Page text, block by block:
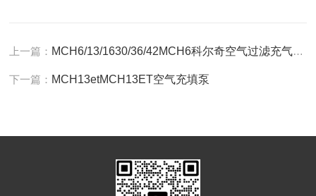
上一篇： MCH6/13/1630/36/42MCH6科尔奇空气过滤充气泵保养
下一篇： MCH13etMCH13ET空气充填泵